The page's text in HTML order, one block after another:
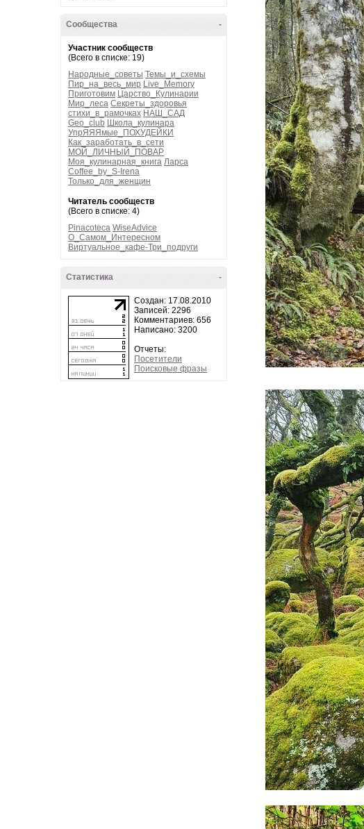
-
Сообщества
Участник сообществ
(Всего в списке: 19)
Народные_советы Темы_и_схемы
Пир_на_весь_мир Live_Memory
Приготовим Царство_Кулинарии
Мир_леса Секреты_здоровья
стихи_в_рамочках НАШ_САД
Geo_club Школа_кулинара
УпрЯЯЯмые_ПОХУДЕЙКИ
Как_заработать_в_сети
МОЙ_ЛИЧНЫЙ_ПОВАР
Моя_кулинарная_книга Ларса
Coffee_by_S-Irena
Только_для_женщин
Читатель сообществ
(Всего в списке: 4)
Pinacoteca WiseAdvice
О_Самом_Интересном
Виртуальное_кафе-Три_подруги
-
Статистика
Создан: 17.08.2010
Записей: 2296
Комментариев: 656
Написано: 3200
Отчеты:
Посетители
Поисковые фразы